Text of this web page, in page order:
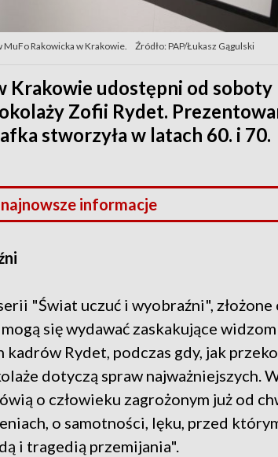
MuFo Rakowicka w Krakowie. Źródło: PAP/Łukasz Gągulski
Krakowie udostępni od soboty
Zofii Rydet.
stworzyła w latach 60. i 70.
informacje
"Świat uczuć i wyobraźni", złożone
się wydawać zaskakujące widzom
Rydet, podczas gdy, jak
dotyczą spraw najważniejszych.
o człowieku zagrożonym już od
o samotności, lęku, przed
i tragedią przemijania".